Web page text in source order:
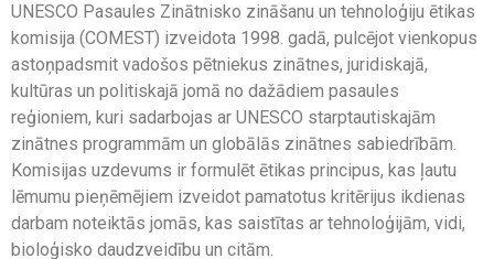
UNESCO Pasaules Zinātnisko zināšanu un tehnoloģiju ētikas
komisija (COMEST) izveidota 1998. gadā, pulcējot vienkopus
astoņpadsmit vadošos pētniekus zinātnes, juridiskajā,
kultūras un politiskajā jomā no dažādiem pasaules
reģioniem, kuri sadarbojas ar UNESCO starptautiskajām
zinātnes programmām un globālās zinātnes sabiedrībām.
Komisijas uzdevums ir formulēt ētikas principus, kas ļautu
lēmumu pieņēmējiem izveidot pamatotus kritērijus ikdienas
darbam noteiktās jomās, kas saistītas ar tehnoloģijām, vidi,
bioloģisko daudzveidību un citām.